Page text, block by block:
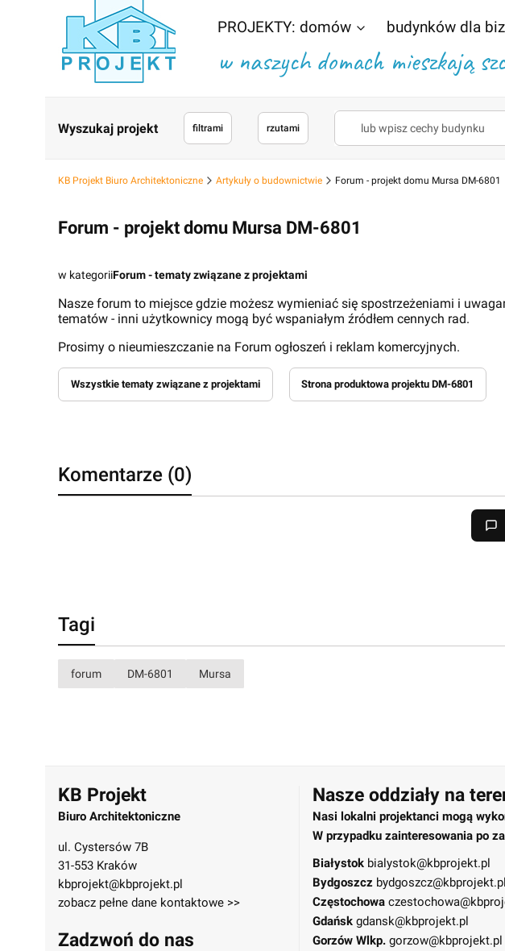
PROJEKTY: domów budynków dla
w naszych domach mieszkają
Wyszukaj projekt filtrami rzutami
KB Projekt Biuro Architektoniczne Artykuły o budownictwie Forum - projekt domu Mursa DM-6801
Forum - projekt domu Mursa DM-6801
w kategoriiForum - tematy związane z projektami
Nasze forum to miejsce gdzie możesz wymieniać się spostrzeżeniami i
tematów - inni użytkownicy mogą być wspaniałym źródłem cennych rad.
Prosimy o nieumieszczanie na Forum ogłoszeń i reklam komercyjnych.
Wszystkie tematy związane z projektami Strona produktowa projektu DM-6801
Komentarze (0)
Tagi
forum DM-6801 Mursa
KB Projekt
Biuro Architektoniczne
ul. Cystersów 7B
31-553 Kraków
kbprojekt@kbprojekt.pl
zobacz pełne dane kontaktowe >>
Zadzwoń do nas
Nasze oddziały na
Nasi lokalni projektanci mogą
W przypadku zainteresowania po
Białystok bialystok@kbprojekt.pl
Bydgoszcz bydgoszcz@kbprojekt.pl
Częstochowa
Gdańsk gdansk@kbprojekt.pl
Gorzów Wlkp. gorzow@kbprojekt.pl